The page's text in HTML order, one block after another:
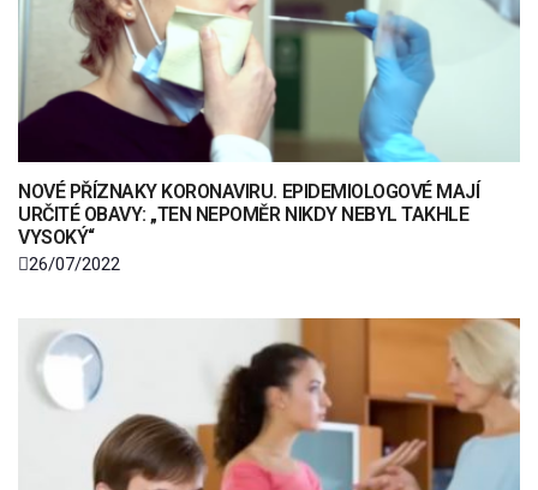
NOVÉ PŘÍZNAKY KORONAVIRU. EPIDEMIOLOGOVÉ MAJÍ
URČITÉ OBAVY: „TEN NEPOMĚR NIKDY NEBYL TAKHLE
VYSOKÝ“
26/07/2022